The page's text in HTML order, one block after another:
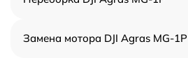
Замена мотора DJI Agras MG-1P